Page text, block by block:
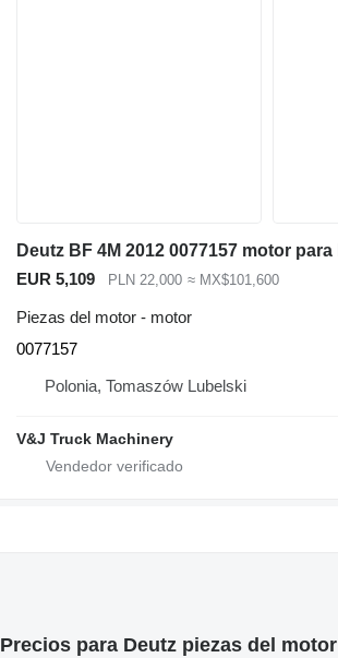
EUR 5,109 PLN 22,000 ≈ MX$101,600
Piezas del motor - motor
0077157
Polonia, Tomaszów Lubelski
V&J Truck Machinery
Precios para Deutz piezas del motor